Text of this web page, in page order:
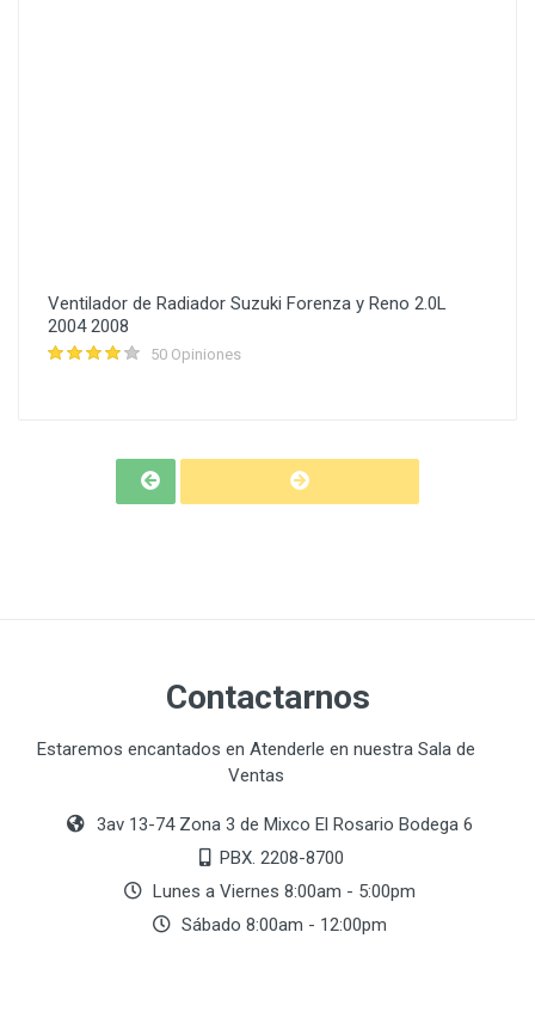
Ventilador de Radiador Suzuki Forenza y Reno 2.0L
2004 2008
50 Opiniones
Contactarnos
Estaremos encantados en Atenderle en nuestra Sala de
Ventas
3av 13-74 Zona 3 de Mixco El Rosario Bodega 6
PBX. 2208-8700
Lunes a Viernes 8:00am - 5:00pm
Sábado 8:00am - 12:00pm